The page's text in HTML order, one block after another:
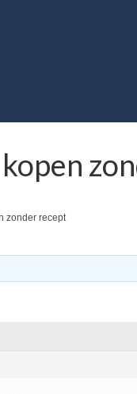
zonder recept